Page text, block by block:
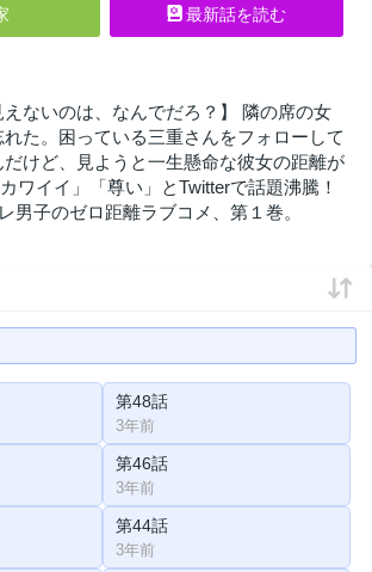
最新話を読む
えないのは、なんでだろ？】 隣の席の女
た。困っている三重さんをフォローして
けど、見ようと一生懸命な彼女の距離が
ワイイ」「尊い」とTwitterで話題沸騰！
男子のゼロ距離ラブコメ、第１巻。
第48話
3年前
第46話
3年前
第44話
3年前